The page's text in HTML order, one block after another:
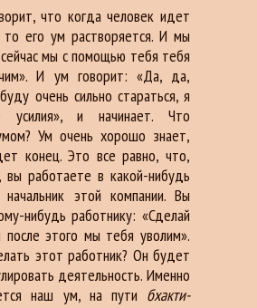
что когда человек идет
то его ум растворяется. И мы
мы с помощью тебя тебя
И ум говорит: «Да, да,
очень сильно стараться, я
усилия», и начинает. Что
Ум очень хорошо знает,
конец. Это все равно, что,
вы работаете в какой-нибудь
этой компании. Вы
нибудь работнику: «Сделай
этого мы тебя уволим».
этот работник? Он будет
деятельность. Именно
наш ум, на пути бхакти-